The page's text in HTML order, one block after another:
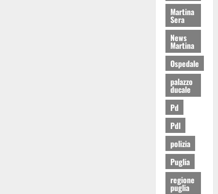
Martina
Sera
News
Martina
Ospedale
palazzo
ducale
Pd
Pdl
polizia
Puglia
regione
puglia